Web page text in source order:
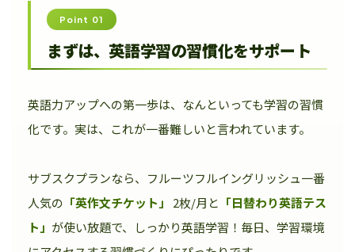
Point 01
まずは、英語学習の習慣化をサポート
英語力アップへの第一歩は、なんといっても学習の習慣
化です。実は、これが一番難しいと言われています。
サブスクプランなら、フルーツフルイングリッシュ一番
人気の 「英作文チケット」 2枚/月と 「日替わり英語テス
ト」 が使い放題で、しっかり英語学習！毎日、学習環境